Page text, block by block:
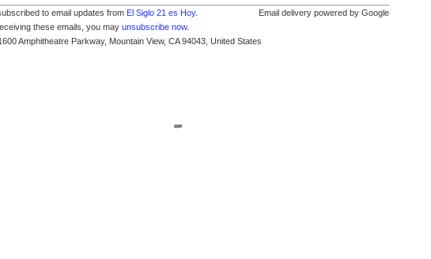
to email updates from El Siglo 21 es Hoy.
these emails, you may unsubscribe now.
Email delivery powered by Google
Amphitheatre Parkway, Mountain View, CA 94043, United States